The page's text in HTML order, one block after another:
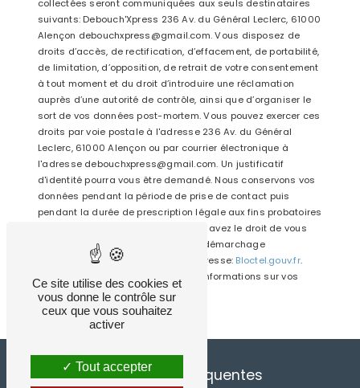
collectées seront communiquées aux seuls destinataires
suivants: Debouch'Xpress 236 Av. du Général Leclerc, 61000
Alençon debouchxpress@gmail.com. Vous disposez de
droits d’accès, de rectification, d’effacement, de portabilité,
de limitation, d’opposition, de retrait de votre consentement
à tout moment et du droit d’introduire une réclamation
auprès d’une autorité de contrôle, ainsi que d’organiser le
sort de vos données post-mortem. Vous pouvez exercer ces
droits par voie postale à l'adresse 236 Av. du Général
Leclerc, 61000 Alençon ou par courrier électronique à
l'adresse debouchxpress@gmail.com. Un justificatif
d'identité pourra vous être demandé. Nous conservons vos
données pendant la période de prise de contact puis
pendant la durée de prescription légale aux fins probatoires
et de gestion des contentieux. Vous avez le droit de vous
inscrire sur la liste d'opposition au démarchage
téléphonique, disponible à cette adresse:
Bloctel.gouv.fr.
Consultez le site cnil.fr pour plus d’informations sur vos
droits.
Recherches fréquentes
Ce site utilise des cookies et
vous donne le contrôle sur
ceux que vous souhaitez
activer
Tout accepter